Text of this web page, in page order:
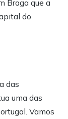
Braga que a
do
das
uma das
Vamos